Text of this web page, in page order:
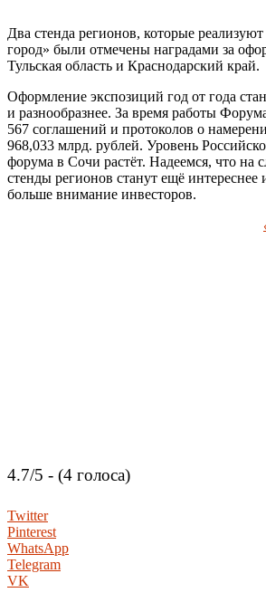
Два стенда регионов, которые
город» были отмечены наградами за
Тульская область и Краснодарский край.
Оформление экспозиций год от года
и разнообразнее. За время работы
567 соглашений и протоколов о
968,033 млрд. рублей. Уровень
форума в Сочи растёт. Надеемся, что на
стенды регионов станут ещё интереснее
больше внимание инвесторов.
4.7/5 - (4 голоса)
Twitter
Pinterest
WhatsApp
Telegram
VK